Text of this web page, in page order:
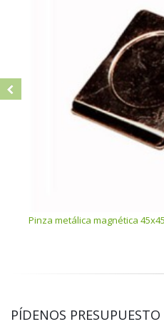
Pinza metálica magnética 45x45
PÍDENOS